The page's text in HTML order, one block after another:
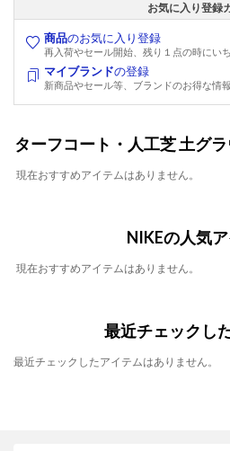
お気に入り登録
商品のお気に入り登録
再入荷やセール開始、残り１点の時にい
マイブランドの登録
新商品やセール等、ブランドのお得な情
ターフコート・人工芝 土グ
現在おすすめアイテムはありません。
NIKEの人気
現在おすすめアイテムはありません。
最近チェックし
最近チェックしたアイテムはありません。